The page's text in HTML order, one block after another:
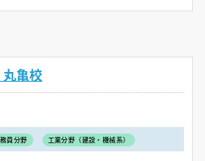
亀校
員分野 工業分野（建設・機械系）